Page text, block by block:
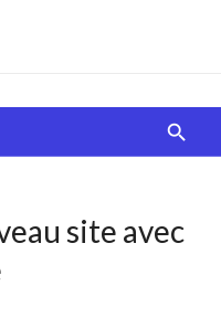
de chocolats… On
va tomber !
site avec